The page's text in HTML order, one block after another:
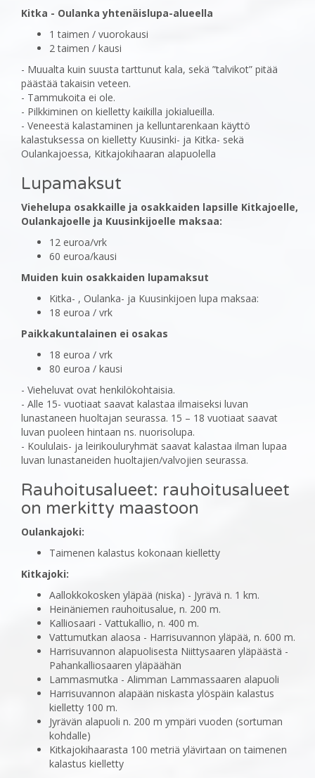
Kitka - Oulanka yhtenäislupa-alueella
1 taimen / vuorokausi
2 taimen / kausi
- Muualta kuin suusta tarttunut kala, sekä ”talvikot” pitää
päästää takaisin veteen.
- Tammukoita ei ole.
- Pilkkiminen on kielletty kaikilla jokialueilla.
- Veneestä kalastaminen ja kelluntarenkaan käyttö
kalastuksessa on kielletty Kuusinki- ja Kitka- sekä
Oulankajoessa, Kitkajokihaaran alapuolella
Lupamaksut
Viehelupa osakkaille ja osakkaiden lapsille Kitkajoelle,
Oulankajoelle ja Kuusinkijoelle maksaa:
12 euroa/vrk
60 euroa/kausi
Muiden kuin osakkaiden lupamaksut
Kitka- , Oulanka- ja Kuusinkijoen lupa maksaa:
18 euroa / vrk
Paikkakuntalainen ei osakas
18 euroa / vrk
80 euroa / kausi
- Vieheluvat ovat henkilökohtaisia.
- Alle 15- vuotiaat saavat kalastaa ilmaiseksi luvan
lunastaneen huoltajan seurassa. 15 – 18 vuotiaat saavat
luvan puoleen hintaan ns. nuorisolupa.
- Koululais- ja leirikouluryhmät saavat kalastaa ilman lupaa
luvan lunastaneiden huoltajien/valvojien seurassa.
Rauhoitusalueet: rauhoitusalueet
on merkitty maastoon
Oulankajoki:
Taimenen kalastus kokonaan kielletty
Kitkajoki:
Aallokkokosken yläpää (niska) - Jyrävä n. 1 km.
Heinäniemen rauhoitusalue, n. 200 m.
Kalliosaari - Vattukallio, n. 400 m.
Vattumutkan alaosa - Harrisuvannon yläpää, n. 600 m.
Harrisuvannon alapuolisesta Niittysaaren yläpäästä -
Pahankalliosaaren yläpäähän
Lammasmutka - Alimman Lammassaaren alapuoli
Harrisuvannon alapään niskasta ylöspäin kalastus
kielletty 100 m.
Jyrävän alapuoli n. 200 m ympäri vuoden (sortuman
kohdalle)
Kitkajokihaarasta 100 metriä ylävirtaan on taimenen
kalastus kielletty